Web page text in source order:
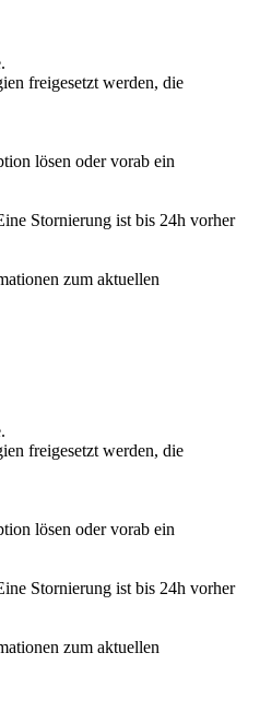
freigesetzt werden, die
lösen oder vorab ein
Stornierung ist bis 24h vorher
zum aktuellen
freigesetzt werden, die
lösen oder vorab ein
Stornierung ist bis 24h vorher
zum aktuellen